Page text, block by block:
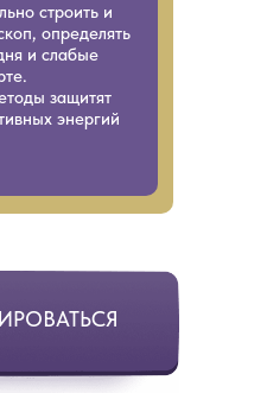
строить и
определять
и слабые
защитят
энергий